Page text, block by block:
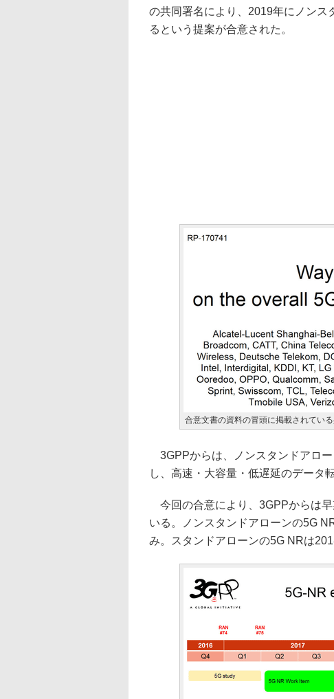
の共同署名により、2019年にノンス
るという提案が合意された。
合意文書の資料の冒頭に掲載されてい
3GPPからは、ノンスタンドアロ
し、高速・大容量・低遅延のデータ
今回の合意により、3GPPからは
いる。ノンスタンドアローンの5G
み。スタンドアローンの5G NRは